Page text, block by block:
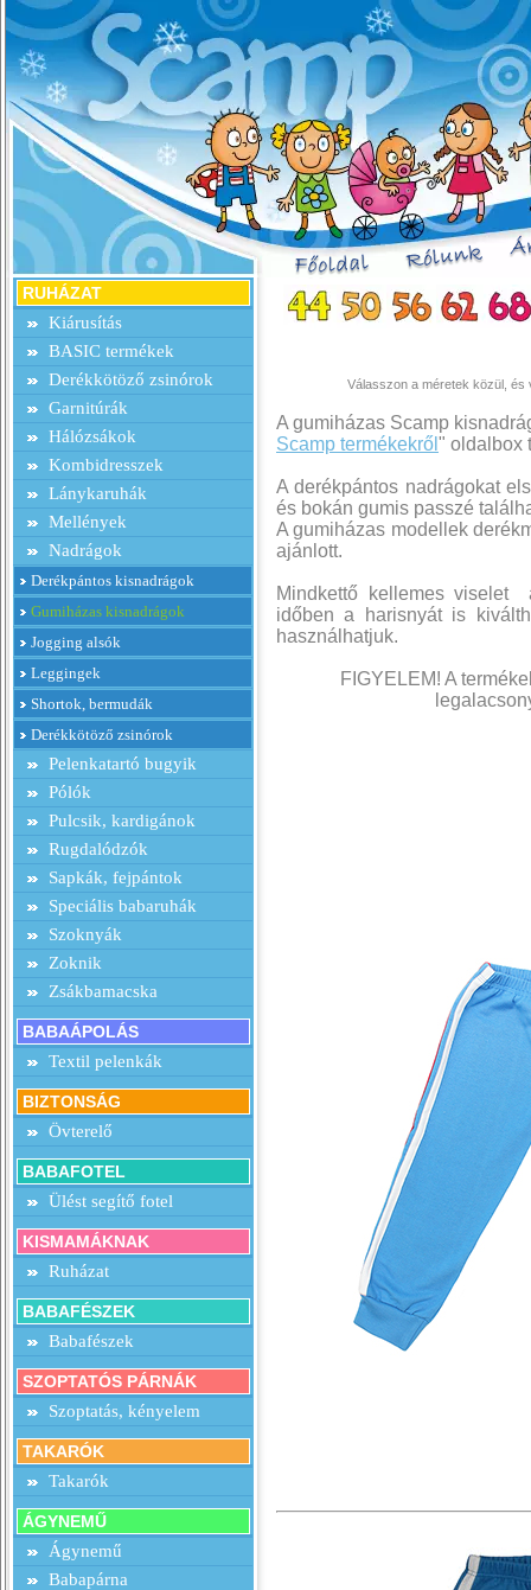
RUHÁZAT
Kiárusítás
BASIC termékek
Derékkötöző zsinórok
Garnitúrák
Hálózsákok
Kombidresszek
Lánykaruhák
Mellények
Nadrágok
Derékpántos kisnadrágok
Gumiházas kisnadrágok
Jogging alsók
Leggingek
Shortok, bermudák
Derékkötöző zsinórok
Pelenkatartó bugyik
Pólók
Pulcsik, kardigánok
Rugdalódzók
Sapkák, fejpántok
Speciális babaruhák
Szoknyák
Zoknik
Zsákbamacska
BABAÁPOLÁS
Textil pelenkák
BIZTONSÁG
Övterelő
BABAFOTEL
Ülést segítő fotel
KISMAMÁKNAK
Ruházat
BABAFÉSZEK
Babafészek
SZOPTATÓS PÁRNÁK
Szoptatás, kényelem
TAKARÓK
Takarók
ÁGYNEMŰ
Ágynemű
Babapárna
Válasszon a méretek közül, és
A gumiházas Scamp
Scamp termékekről " oldalbox
A derékpántos nadrágokat
és bokán gumis passzé
A gumiházas modellek
ajánlott.
Mindkettő kellemes viselet
időben a harisnyát is
használhatjuk.
FIGYELEM! A